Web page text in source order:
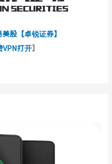
股【卓锐证券】
打开】